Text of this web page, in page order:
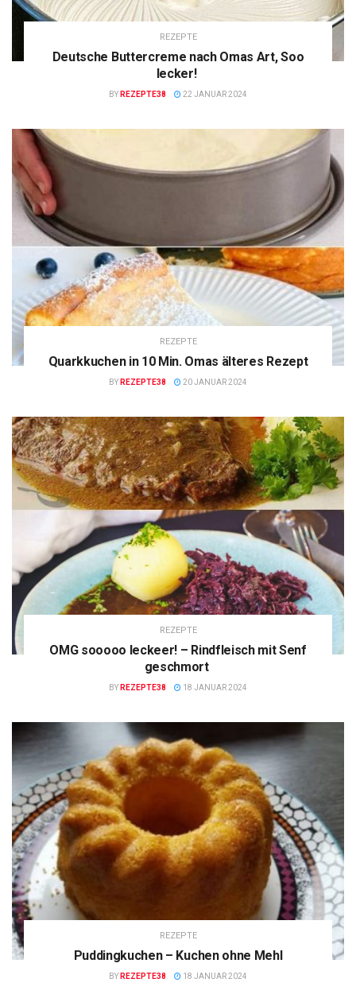
REZEPTE
Deutsche Buttercreme nach Omas Art, Soo
lecker!
BY REZEPTE38 22 JANUAR 2024
REZEPTE
Quarkkuchen in 10 Min. Omas älteres Rezept
BY REZEPTE38 20 JANUAR 2024
REZEPTE
OMG sooooo leckeer! – Rindfleisch mit Senf
geschmort
BY REZEPTE38 18 JANUAR 2024
REZEPTE
Puddingkuchen – Kuchen ohne Mehl
BY REZEPTE38 18 JANUAR 2024